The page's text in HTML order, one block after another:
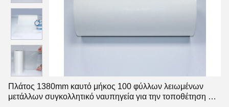
Πλάτος 1380mm καυτό μήκος 100 φύλλων λειωμένων
μετάλλων συγκολλητικό ναυπηγεία για την τοποθέτηση σε